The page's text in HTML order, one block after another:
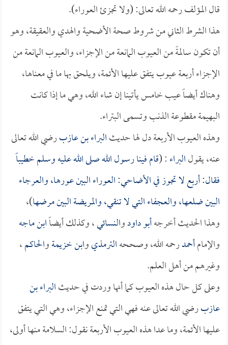
قال المؤلف رحمه الله تعالى: (ولا تجزئ العوراء).
هذا الشرط الثاني من شروط صحة الأضحية والهدي والعقيقة، وهو
أن تكون سالمةً من العيوب المانعة من الإجزاء، والعيوب المانعة من
الإجزاء أربعة عيوب يتفق عليها الأئمة، ويلحق بها ما في معناها،
وهناك أيضاً عيب خامس يأتينا إن شاء الله، وهي ما إذا كانت
البهيمة مقطوعة الذنب وتسمى البتراء.
وهذه العيوب الأربعة دل لها حديثالبراء بن عازبرضي الله تعالى
عنه، يقولالبراء: (قام فينا رسول الله صلى الله عليه وسلم خطيباً
فقال: أربع لا تجوز في الأضاحي: العوراء البين عورها، والعرجاء
البين ضلعها، والعجفاء التي لا تنقي، والمريضة البين مرضها)،
وهذا الحديث أخرجهأبو داودوالنسائي، وكذلك أيضاًابن ماجه
والإمامأحمدرحمه الله، وصححهالترمذيوابن خزيمةوالحاكم،
وغيرهم من أهل العلم.
وعلى كل حال هذه العيوب كما أنها وردت في حديثالبراء بن
عازبرضي الله تعالى عنه فهي التي تمنع الإجزاء، وهي التي يتفق
عليها الأئمة، وما عدا هذه العيوب الأربعة نقول: السلامة منها أولى،